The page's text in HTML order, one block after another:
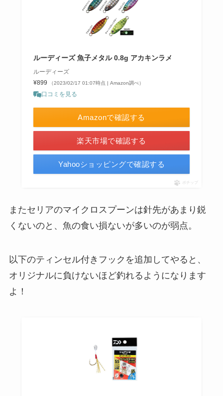
ルーディーズ 魚子メタル 0.8g アカキンラメ
ルーディーズ
¥899
（2023/02/17 01:07時点 | Amazon調べ）
口コミを見る
Amazonで確認する
楽天市場で確認する
Yahooショッピングで確認する
ポチップ
またセリアのマイクロスプーンは針先があまり鋭
くないのと、魚の食い損ないが多いのが弱点。
以下のティンセル付きフックを追加してやると、
オリジナルに負けないほど釣れるようになります
よ！